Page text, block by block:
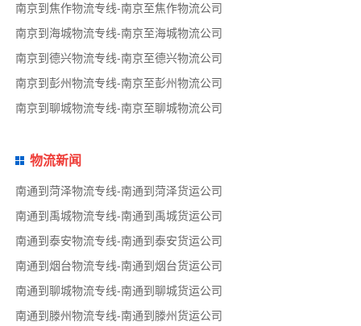
南京到焦作物流专线-南京至焦作物流公司
南京到海城物流专线-南京至海城物流公司
南京到德兴物流专线-南京至德兴物流公司
南京到彭州物流专线-南京至彭州物流公司
南京到聊城物流专线-南京至聊城物流公司
物流新闻
南通到菏泽物流专线-南通到菏泽货运公司
南通到禹城物流专线-南通到禹城货运公司
南通到泰安物流专线-南通到泰安货运公司
南通到烟台物流专线-南通到烟台货运公司
南通到聊城物流专线-南通到聊城货运公司
南通到滕州物流专线-南通到滕州货运公司